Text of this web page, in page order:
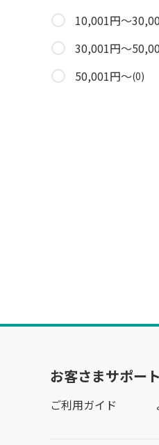
10,001円～
30,001円～
50,001円～(0)
お客さまサポート
ご利用ガイド